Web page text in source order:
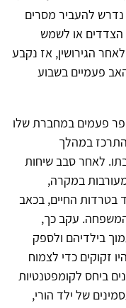
להעביר מסרים
הצדדים או לשמש
הגירושין, אז נקבע
פעמיים בשבוע
פעמים במחברת שלו
במהלך
לאחר סבב שיחות
במקרה,
בטרדות החיים, בכאב
עקב כך,
בילדיהם ולספק
זקוקים כדי לצמוח
ביחס לקומפטנטיות
של ילד הורי,